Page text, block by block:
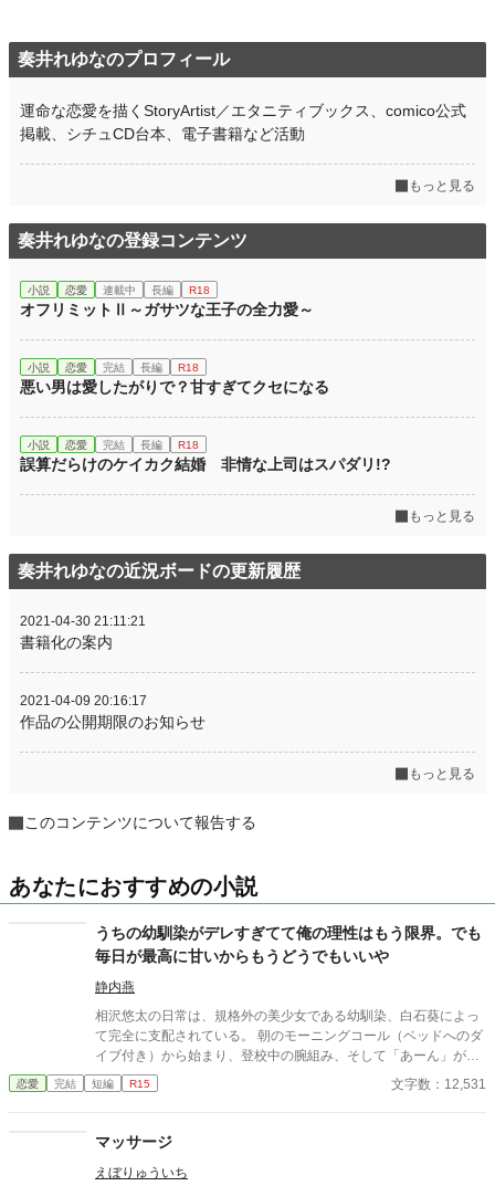
奏井れゆなのプロフィール
運命な恋愛を描くStoryArtist／エタニティブックス、comico公式
掲載、シチュCD台本、電子書籍など活動
もっと見る
奏井れゆなの登録コンテンツ
小説 恋愛 連載中 長編 R18
オフリミットⅡ～ガサツな王子の全力愛～
小説 恋愛 完結 長編 R18
悪い男は愛したがりで？甘すぎてクセになる
小説 恋愛 完結 長編 R18
誤算だらけのケイカク結婚 非情な上司はスパダリ!?
もっと見る
奏井れゆなの近況ボードの更新履歴
2021-04-30 21:11:21
書籍化の案内
2021-04-09 20:16:17
作品の公開期限のお知らせ
もっと見る
このコンテンツについて報告する
あなたにおすすめの小説
うちの幼馴染がデレすぎてて俺の理性はもう限界。でも
毎日が最高に甘いからもうどうでもいいや
静内燕
相沢悠太の日常は、規格外の美少女である幼馴染、白石葵によっ
て完全に支配されている。 朝のモーニングコール（ベッドへのダ
イブ付き）から始まり、登校中の腕組み、そして「あーん」が義
務付けられた手作り弁当。誰もが羨むラブラブっぷりだが、悠太
はこれを「家族愛」だと頑なに誤解（無視）している。 「ゆーた
の一途。周囲の冷やかしや、葵を狙う男子生徒のプレッシャーが
る。 この溺愛っぷり、いつまで「家族」で通せるのか？ 甘すぎる
恋愛 完結 短編 R15 文字数：12,531
マッサージ
えぼりゅういち